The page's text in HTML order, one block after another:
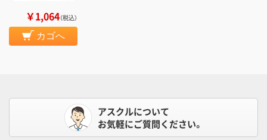
￥1,064（税込）
カゴへ
アスクルについて
お気軽にご質問ください。